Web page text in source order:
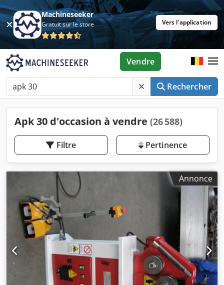
Machineseeker
Gratuit sur le store Vers l'application
Rechercher
Vendre
Apk 30 d'occasion à vendre (26 588)
Filtre Pertinence
Annonce